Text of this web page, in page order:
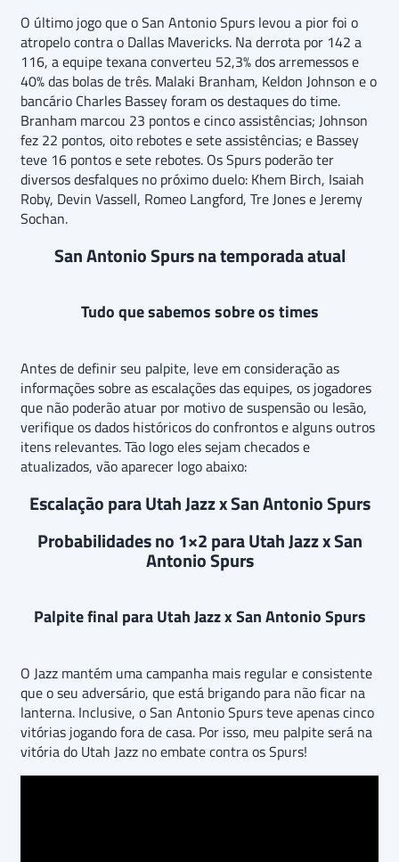
O último jogo que o San Antonio Spurs levou a pior foi o
atropelo contra o Dallas Mavericks. Na derrota por 142 a
116, a equipe texana converteu 52,3% dos arremessos e
40% das bolas de três. Malaki Branham, Keldon Johnson e o
bancário Charles Bassey foram os destaques do time.
Branham marcou 23 pontos e cinco assistências; Johnson
fez 22 pontos, oito rebotes e sete assistências; e Bassey
teve 16 pontos e sete rebotes. Os Spurs poderão ter
diversos desfalques no próximo duelo: Khem Birch, Isaiah
Roby, Devin Vassell, Romeo Langford, Tre Jones e Jeremy
Sochan.
San Antonio Spurs na temporada atual
Tudo que sabemos sobre os times
Antes de definir seu palpite, leve em consideração as
informações sobre as escalações das equipes, os jogadores
que não poderão atuar por motivo de suspensão ou lesão,
verifique os dados históricos do confrontos e alguns outros
itens relevantes. Tão logo eles sejam checados e
atualizados, vão aparecer logo abaixo:
Escalação para Utah Jazz x San Antonio Spurs
Probabilidades no 1×2 para Utah Jazz x San
Antonio Spurs
Palpite final para Utah Jazz x San Antonio Spurs
O Jazz mantém uma campanha mais regular e consistente
que o seu adversário, que está brigando para não ficar na
lanterna. Inclusive, o San Antonio Spurs teve apenas cinco
vitórias jogando fora de casa. Por isso, meu palpite será na
vitória do Utah Jazz no embate contra os Spurs!